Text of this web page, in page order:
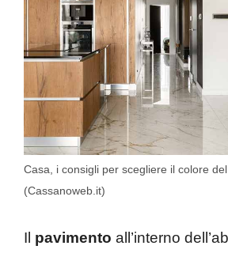
Casa, i consigli per scegliere il colore
(Cassanoweb.it)
Il pavimento all’interno